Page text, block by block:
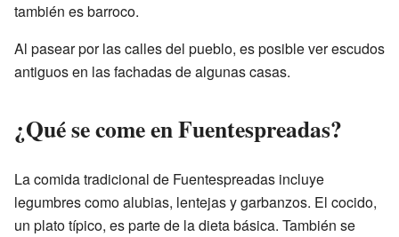
también es barroco.
Al pasear por las calles del pueblo, es posible ver escudos
antiguos en las fachadas de algunas casas.
¿Qué se come en Fuentespreadas?
La comida tradicional de Fuentespreadas incluye
legumbres como alubias, lentejas y garbanzos. El cocido,
un plato típico, es parte de la dieta básica. También se